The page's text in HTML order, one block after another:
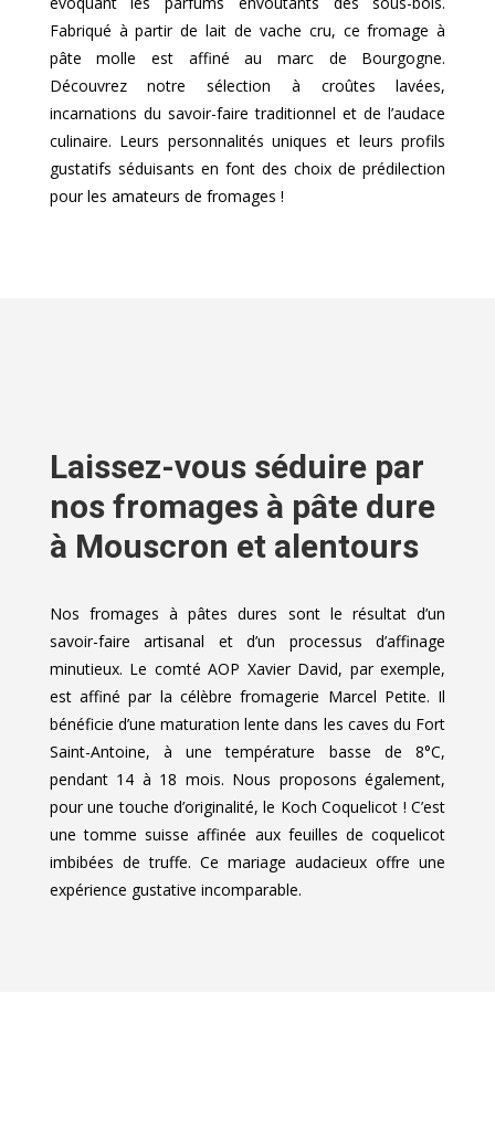
Fabriqué à partir de lait de vache cru, ce fromage à
pâte molle est affiné au marc de Bourgogne.
Découvrez notre sélection à croûtes lavées,
incarnations du savoir-faire traditionnel et de l’audace
culinaire. Leurs personnalités uniques et leurs profils
gustatifs séduisants en font des choix de prédilection
pour les amateurs de fromages !
Laissez-vous séduire par
nos fromages à pâte dure
à Mouscron et alentours
Nos fromages à pâtes dures sont le résultat d’un
savoir-faire artisanal et d’un processus d’affinage
minutieux. Le comté AOP Xavier David, par exemple,
est affiné par la célèbre fromagerie Marcel Petite. Il
bénéficie d’une maturation lente dans les caves du Fort
Saint-Antoine, à une température basse de 8°C,
pendant 14 à 18 mois. Nous proposons également,
pour une touche d’originalité, le Koch Coquelicot ! C’est
une tomme suisse affinée aux feuilles de coquelicot
imbibées de truffe. Ce mariage audacieux offre une
expérience gustative incomparable.